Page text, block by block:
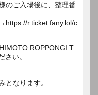
のご入場後に、整理番
r.ticket.fany.lol/c
ROPPONGI T
さい。
となります。